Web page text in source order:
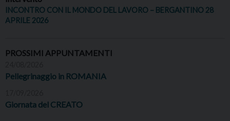
INCONTRO CON IL MONDO DEL LAVORO – BERGANTINO 28
APRILE 2026
PROSSIMI APPUNTAMENTI
Pellegrinaggio in ROMANIA
Giornata del CREATO